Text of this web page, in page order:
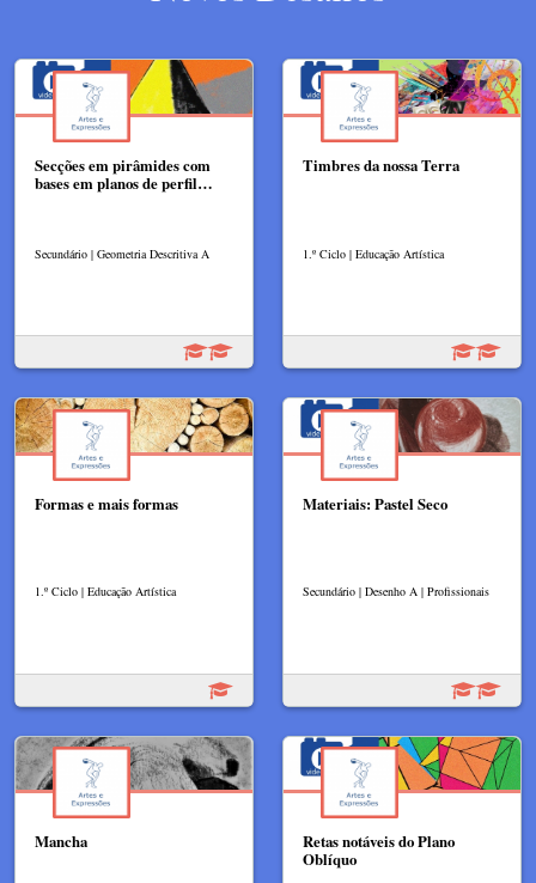
Secções em pirâmides com
bases em planos de perfil…
Secundário | Geometria Descritiva A
Timbres da nossa Terra
1.º Ciclo | Educação Artística
Formas e mais formas
1.º Ciclo | Educação Artística
Materiais: Pastel Seco
Secundário | Desenho A | Profissionais
Mancha
Retas notáveis do Plano
Oblíquo